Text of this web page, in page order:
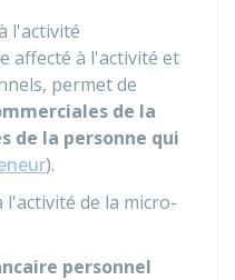
l'activité
affecté à l'activité et
permet de
de la
de la personne qui
).
l'activité de la micro-
personnel